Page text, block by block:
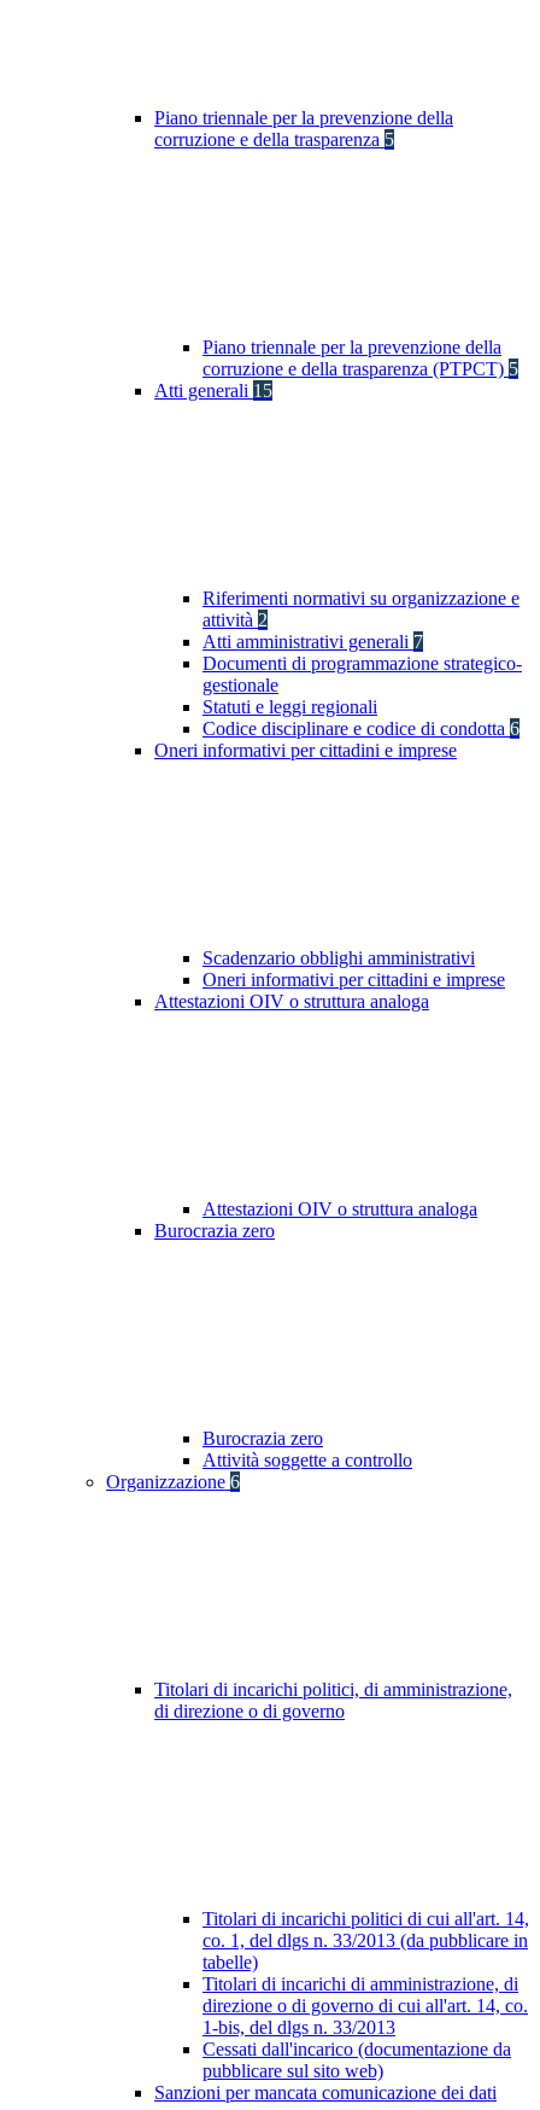
Piano triennale per la prevenzione della
corruzione e della trasparenza 5
Piano triennale per la prevenzione della
corruzione e della trasparenza (PTPCT) 5
Atti generali 15
Riferimenti normativi su organizzazione e
attività 2
Atti amministrativi generali 7
Documenti di programmazione strategico-
gestionale
Statuti e leggi regionali
Codice disciplinare e codice di condotta 6
Oneri informativi per cittadini e imprese
Scadenzario obblighi amministrativi
Oneri informativi per cittadini e imprese
Attestazioni OIV o struttura analoga
Attestazioni OIV o struttura analoga
Burocrazia zero
Burocrazia zero
Attività soggette a controllo
Organizzazione 6
Titolari di incarichi politici, di amministrazione,
di direzione o di governo
Titolari di incarichi politici di cui all'art. 14,
co. 1, del dlgs n. 33/2013 (da pubblicare in
tabelle)
Titolari di incarichi di amministrazione, di
direzione o di governo di cui all'art. 14, co.
1-bis, del dlgs n. 33/2013
Cessati dall'incarico (documentazione da
pubblicare sul sito web)
Sanzioni per mancata comunicazione dei dati